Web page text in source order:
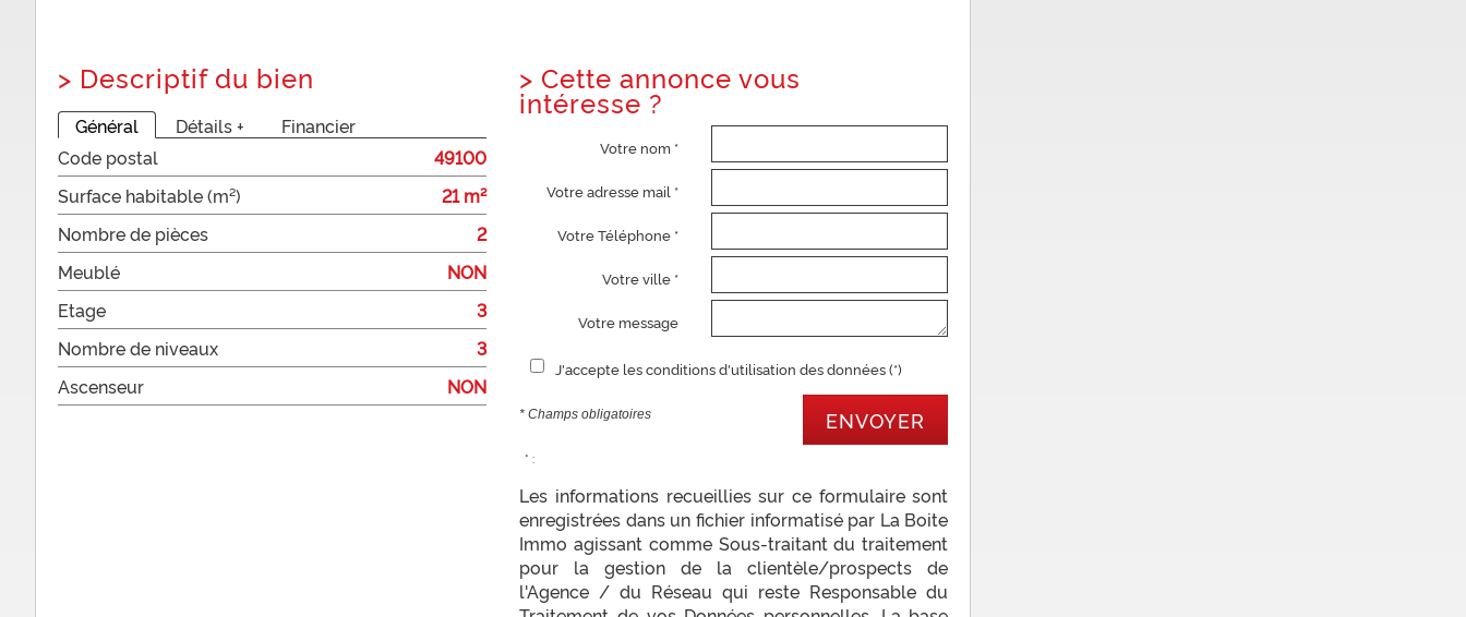
> Descriptif du bien
Général Détails +
Financier
Code postal
49100
Surface habitable (m²)
21 m²
Nombre de pièces
2
Meublé
NON
Etage
3
Nombre de niveaux
3
Ascenseur
NON
> Cette annonce vous
intéresse ?
Votre nom *
Votre adresse mail *
Votre Téléphone *
Votre ville *
Votre message
J'accepte les conditions d'utilisation des données (*)
* Champs obligatoires ENVOYER
* :
Les informations recueillies sur ce formulaire sont
enregistrées dans un fichier informatisé par La Boite
Immo agissant comme Sous-traitant du traitement
pour la gestion de la clientèle/prospects de
l'Agence / du Réseau qui reste Responsable du